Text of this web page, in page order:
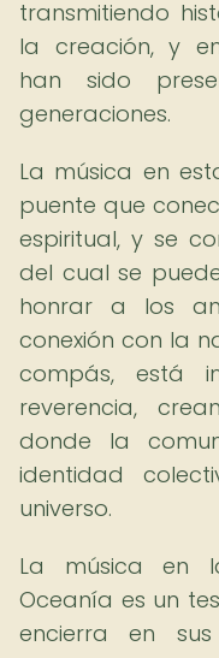
transmitiendo
la creación, y
han sido
generaciones.
La música en
puente que
espiritual, y se
del cual se
honrar a los
conexión con la
compás, está
reverencia,
donde la
identidad
universo.
La música en
Oceanía es un
encierra en